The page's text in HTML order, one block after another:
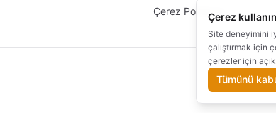
Çerez PolitikasıÇerez
Site deneyimini
çalıştırmak için
çerezler için açık
Tümünü